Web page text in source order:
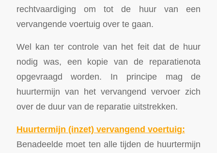
rechtvaardiging om tot de huur van een
vervangende voertuig over te gaan.
Wel kan ter controle van het feit dat de huur
nodig was, een kopie van de reparatienota
opgevraagd worden. In principe mag de
huurtermijn van het vervangend vervoer zich
over de duur van de reparatie uitstrekken.
Huurtermijn (inzet) vervangend voertuig:
Benadeelde moet ten alle tijden de huurtermijn